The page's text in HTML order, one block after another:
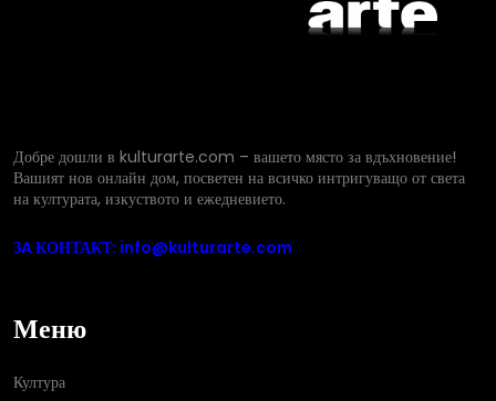
Добре дошли в kulturarte.com – вашето място за вдъхновение!
Вашият нов онлайн дом, посветен на всичко интригуващо от света
на културата, изкуството и ежедневието.
ЗA КОНТАКТ: info@kulturarte.com
Меню
Култура